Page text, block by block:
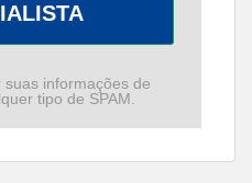
informações de
tipo de SPAM.